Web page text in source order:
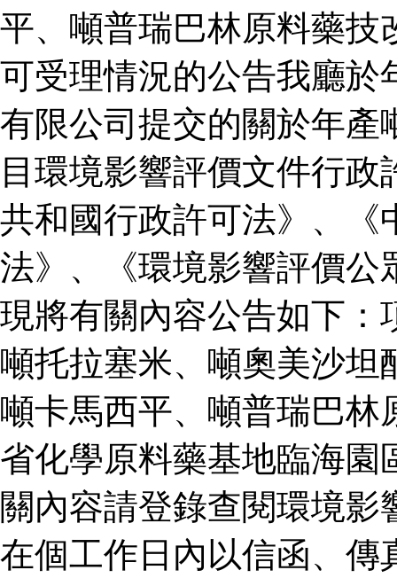
平、噸普瑞巴林原料藥技
可受理情況的公告我廳於
有限公司提交的關於年產
目環境影響評價文件行
共和國行政許可法》、《
法》、《環境影響評價公
現將有關內容公告如下：
噸托拉塞米、噸奧美沙坦
噸卡馬西平、噸普瑞巴林
省化學原料藥基地臨海園
關內容請登錄查閱環境
在個工作日內以信函、傳